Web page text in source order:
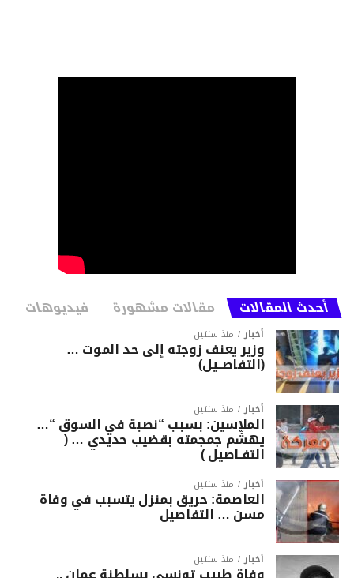
أحدث المقالات مقالات مشهورة فيديوهات
أخبار منذ سنتين
وزير يعنف زوجته إلى حد الموت …
(التفاصــيل)
أخبار منذ سنتين
الملاسين: بسبب “نصبة في السوق “…
يهشّم جمجمته بقضيب حديدي … (
التفـاصيل )
أخبار منذ سنتين
العاصمة: حريق بمنزل يتسبب في وفاة
مسن … التفاصيل
أخبار منذ سنتين